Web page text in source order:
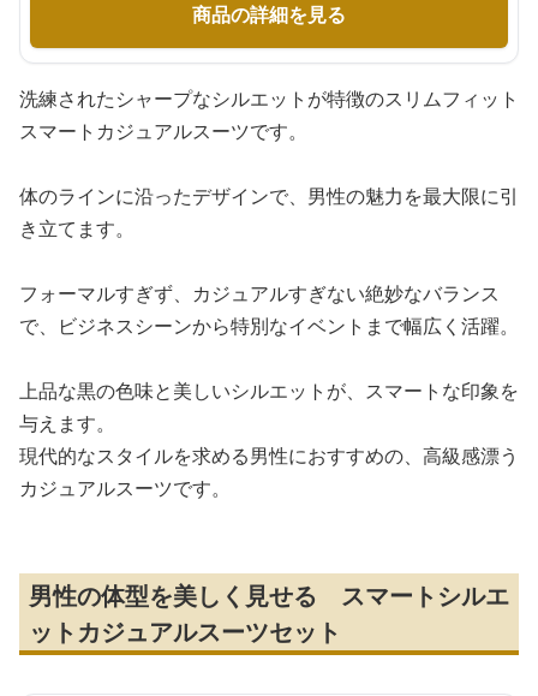
商品の詳細を見る
洗練されたシャープなシルエットが特徴のスリムフィット
スマートカジュアルスーツです。
体のラインに沿ったデザインで、男性の魅力を最大限に引
き立てます。
フォーマルすぎず、カジュアルすぎない絶妙なバランス
で、ビジネスシーンから特別なイベントまで幅広く活躍。
上品な黒の色味と美しいシルエットが、スマートな印象を
与えます。
現代的なスタイルを求める男性におすすめの、高級感漂う
カジュアルスーツです。
男性の体型を美しく見せる スマートシルエ
ットカジュアルスーツセット